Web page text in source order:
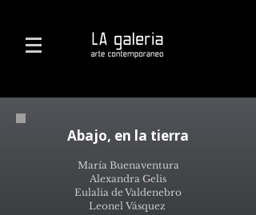
Abajo, en la tierra
María Buenaventura
Alexandra Gelis
Eulalia de Valdenebro
Leonel Vásquez